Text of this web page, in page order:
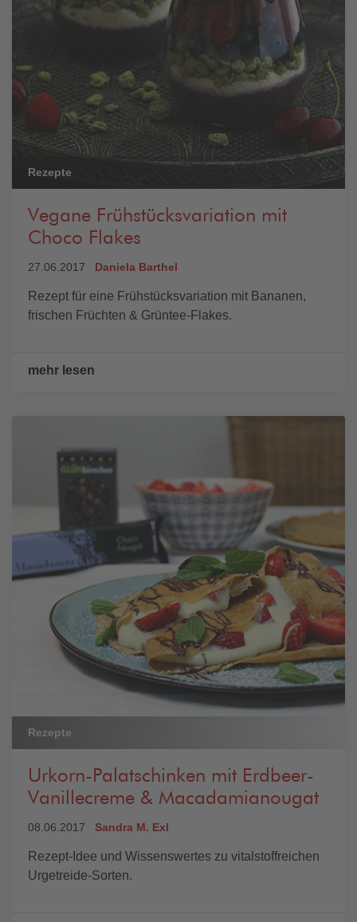
Rezepte
Vegane Frühstücksvariation mit
Choco Flakes
27.06.2017 Daniela Barthel
Rezept für eine Frühstücksvariation mit Bananen,
frischen Früchten & Grüntee-Flakes.
mehr lesen
Rezepte
Urkorn-Palatschinken mit Erdbeer-
Vanillecreme & Macadamianougat
08.06.2017 Sandra M. Exl
Rezept-Idee und Wissenswertes zu vitalstoffreichen
Urgetreide-Sorten.